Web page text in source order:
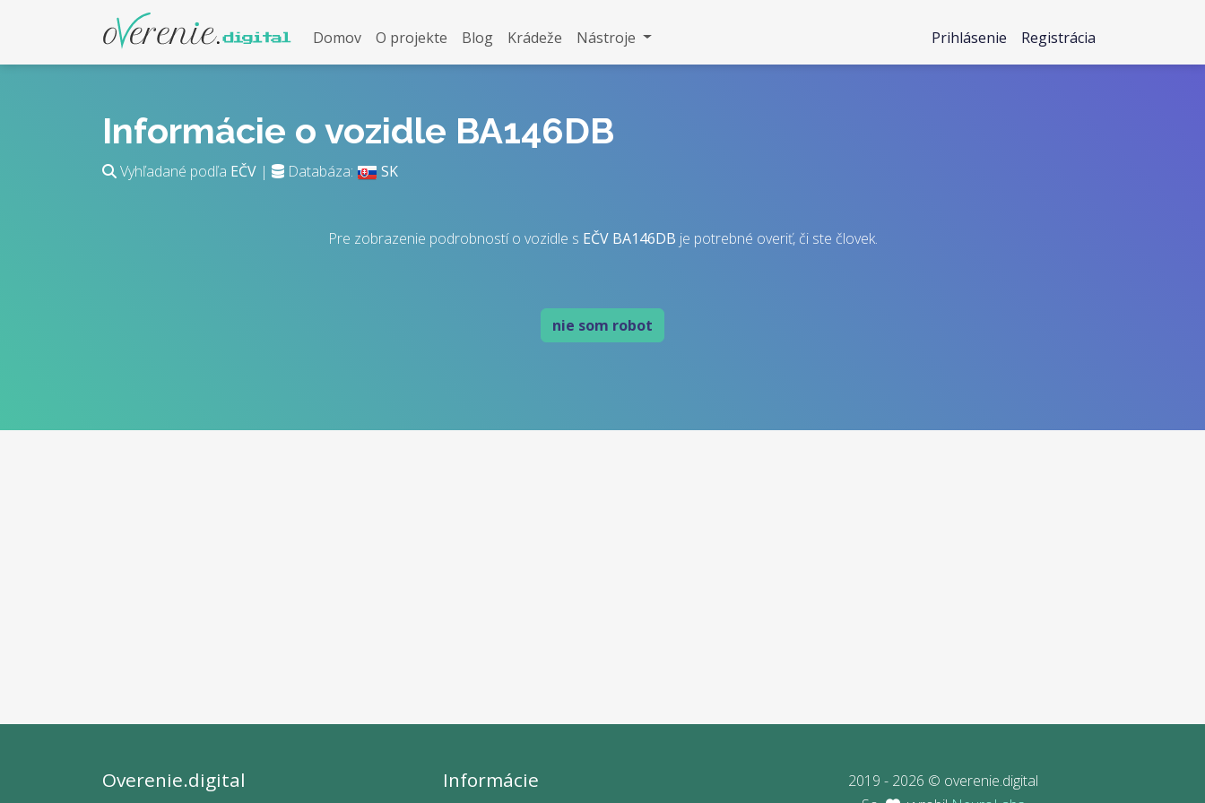
Domov O projekte Blog Krádeže Nástroje Prihlásenie Registrácia
Informácie o vozidle BA146DB
Vyhľadané podľa EČV | Databáza: SK
Pre zobrazenie podrobností o vozidle s EČV BA146DB je potrebné overiť, či ste človek.
nie som robot
Overenie.digital Informácie
2019 - 2026 © overenie.digital